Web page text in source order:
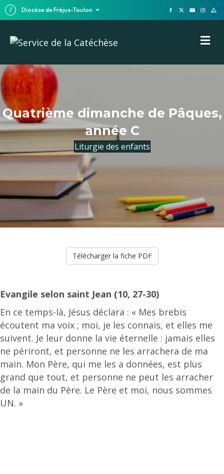
Diocèse de Fréjus-Toulon
Quatrième dimanche de Pâques,
année C
Liturgie des enfants
Télécharger la fiche PDF
Evangile selon saint Jean (10, 27-30)
En ce temps-là, Jésus déclara : « Mes brebis
écoutent ma voix ; moi, je les connais, et elles me
suivent. Je leur donne la vie éternelle : jamais elles
ne périront, et personne ne les arrachera de ma
main. Mon Père, qui me les a données, est plus
grand que tout, et personne ne peut les arracher
de la main du Père. Le Père et moi, nous sommes
UN. »